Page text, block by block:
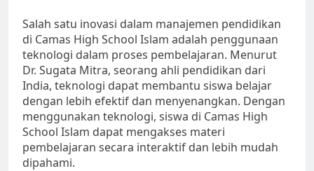
Salah satu inovasi dalam manajemen pendidikan
di Camas High School Islam adalah penggunaan
teknologi dalam proses pembelajaran. Menurut
Dr. Sugata Mitra, seorang ahli pendidikan dari
India, teknologi dapat membantu siswa belajar
dengan lebih efektif dan menyenangkan. Dengan
menggunakan teknologi, siswa di Camas High
School Islam dapat mengakses materi
pembelajaran secara interaktif dan lebih mudah
dipahami.